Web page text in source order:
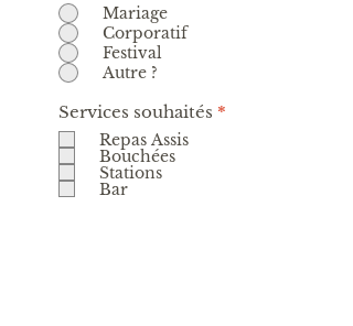
Mariage
Corporatif
Festival
Autre ?
Services souhaités *
Repas Assis
Bouchées
Stations
Bar